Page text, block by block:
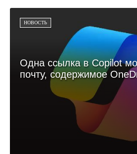
НОВОСТЬ
Одна ссылка в Copilot
почту, содержимое